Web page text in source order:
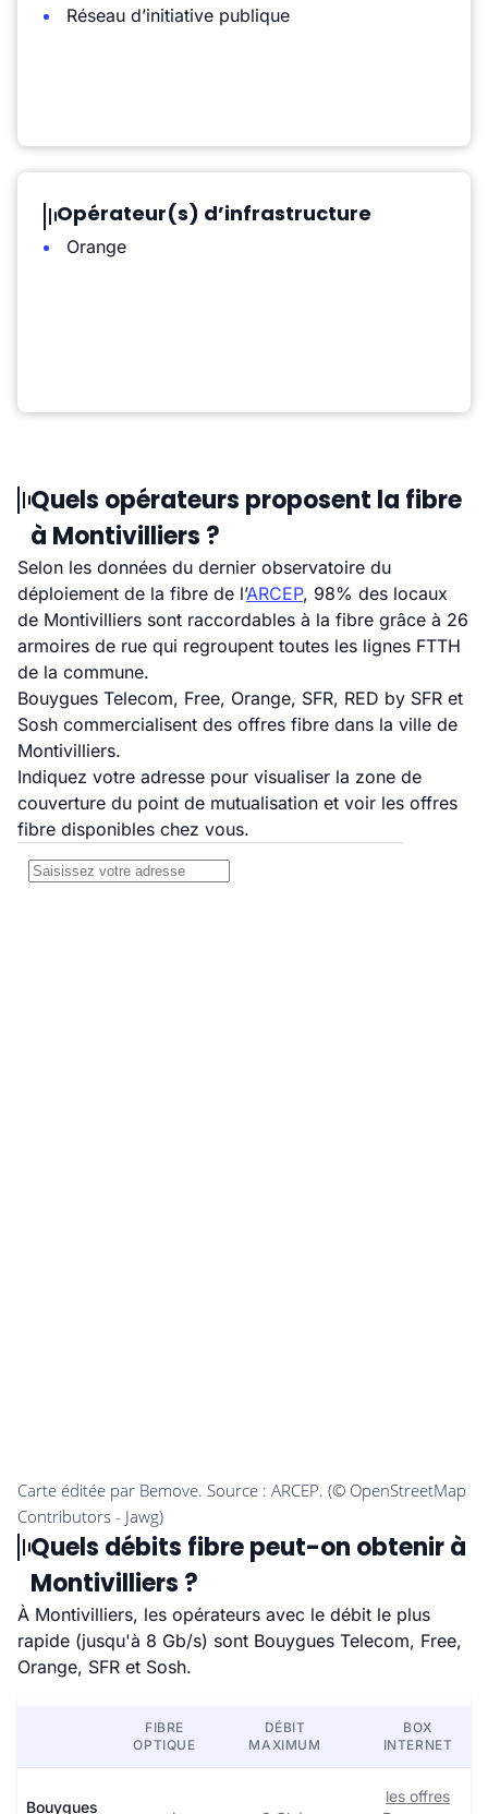
Réseau d’initiative publique
Opérateur(s) d’infrastructure
Orange
Quels opérateurs proposent la fibre
à Montivilliers ?
Selon les données du dernier observatoire du
déploiement de la fibre de l’ARCEP, 98% des locaux
de Montivilliers sont raccordables à la fibre grâce à 26
armoires de rue qui regroupent toutes les lignes FTTH
de la commune.
Bouygues Telecom, Free, Orange, SFR, RED by SFR et
Sosh commercialisent des offres fibre dans la ville de
Montivilliers.
Indiquez votre adresse pour visualiser la zone de
couverture du point de mutualisation et voir les offres
fibre disponibles chez vous.
Quels débits fibre peut-on obtenir à
Montivilliers ?
À Montivilliers, les opérateurs avec le débit le plus
rapide (jusqu'à 8 Gb/s) sont Bouygues Telecom, Free,
Orange, SFR et Sosh.
FIBRE
OPTIQUE
DÉBIT
MAXIMUM
BOX
INTERNET
Bouygues
les offres